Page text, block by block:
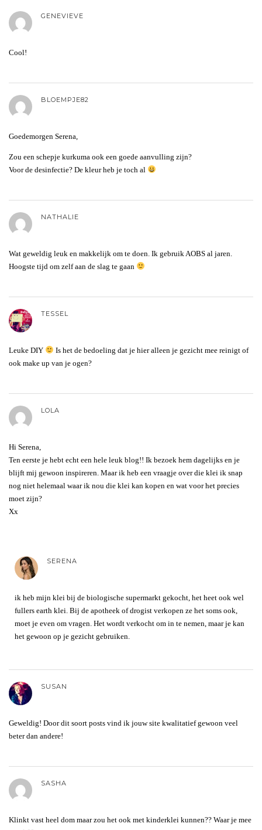
GENEVIEVE
Cool!
BLOEMPJE82
Goedemorgen Serena,
Zou een schepje kurkuma ook een goede aanvulling zijn?
Voor de desinfectie? De kleur heb je toch al
NATHALIE
Wat geweldig leuk en makkelijk om te doen. Ik gebruik AOBS al jaren.
Hoogste tijd om zelf aan de slag te gaan
TESSEL
Leuke DIY
Is het de bedoeling dat je hier alleen je gezicht mee reinigt of
ook make up van je ogen?
LOLA
Hi Serena,
Ten eerste je hebt echt een hele leuk blog!! Ik bezoek hem dagelijks en je
blijft mij gewoon inspireren. Maar ik heb een vraagje over die klei ik snap
nog niet helemaal waar ik nou die klei kan kopen en wat voor het precies
moet zijn?
Xx
SERENA
ik heb mijn klei bij de biologische supermarkt gekocht, het heet ook wel
fullers earth klei. Bij de apotheek of drogist verkopen ze het soms ook,
moet je even om vragen. Het wordt verkocht om in te nemen, maar je kan
het gewoon op je gezicht gebruiken.
SUSAN
Geweldig! Door dit soort posts vind ik jouw site kwalitatief gewoon veel
beter dan andere!
SASHA
Klinkt vast heel dom maar zou het ook met kinderklei kunnen?? Waar je mee